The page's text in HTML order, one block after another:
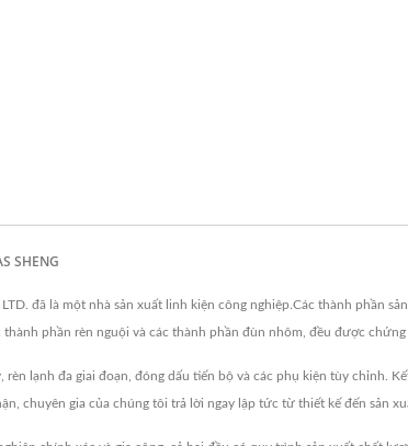
SHENG
đã là một nhà sản xuất linh kiện công nghiệp.Các thành phần
phần rèn nguội và các thành phần đùn nhôm, đều được chứng
rèn lạnh đa giai đoạn, đóng dấu tiến bộ và các phụ kiện tùy chỉnh.
chuyên gia của chúng tôi trả lời ngay lập tức từ thiết kế đến sản